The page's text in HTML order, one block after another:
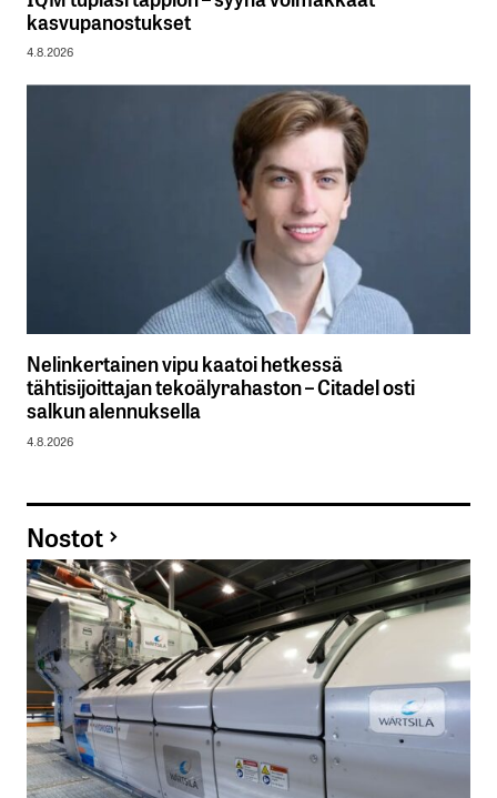
kasvupanostukset
4.8.2026
Nelinkertainen vipu kaatoi hetkessä
tähtisijoittajan tekoälyrahaston – Citadel osti
salkun alennuksella
4.8.2026
Nostot